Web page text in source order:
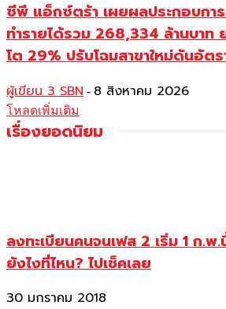
ซีพี แอ็กซ์ตร้า เผยผลประกอบกา
ทำรายได้รวม 268,334 ล้านบาท
โต 29% ปรับโฉมสาขาใหม่ดันอัต
ผู้เขียน 3 SBN - 8 สิงหาคม 2026
โหลดเพิ่มเติม
เรื่องยอดนิยม
ลงทะเบียนคนจนเฟส 2 เริ่ม 1 ก.พ.
ยังไงที่ไหน? ไปเช็คเลย
30 มกราคม 2018